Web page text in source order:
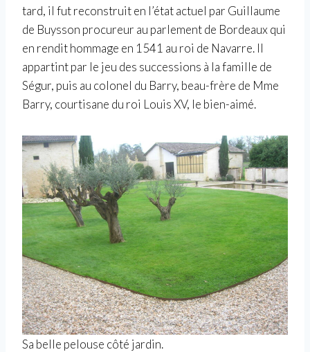
tard, il fut reconstruit en l’état actuel par Guillaume
de Buysson procureur au parlement de Bordeaux qui
en rendit hommage en 1541 au roi de Navarre. Il
appartint par le jeu des successions à la famille de
Ségur, puis au colonel du Barry, beau-frère de Mme
Barry, courtisane du roi Louis XV, le bien-aimé.
Sa belle pelouse côté jardin.